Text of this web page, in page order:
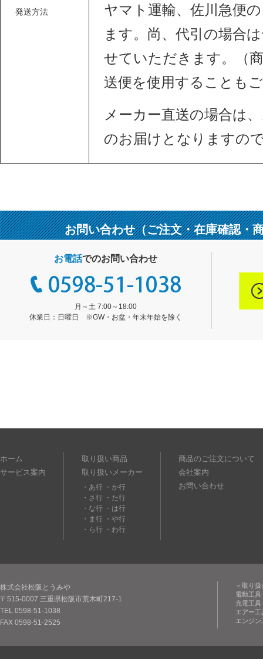
発送方法
ヤマト運輸、佐川急便
ます。尚、代引の場合
せていただきます。（
送便を使用することも
メーカー直送の場合は
のお届けとなりますの
お問い合わせ（ご注文・在庫確認・
お電話でのお問い合わせ
月～土 7:00～18:00
休業日：日曜日 ※GW・お盆・年末年始を除く
ホーム
サービス案内
取り扱い商品
取り扱いメーカー
・あ行 ・か行
・さ行 ・た行
・な行 ・は行
・ま行 ・や行
・ら行 ・わ行
商品のご注文について
会社案内
お問い合わせ
株式会社松阪とうみや
〒515-0007 三重県松阪市荒木町217-1
TEL 0598-51-1038
FAX 0598-51-2525
＜取り
電動工具
充電工具
エアー工
エンジン